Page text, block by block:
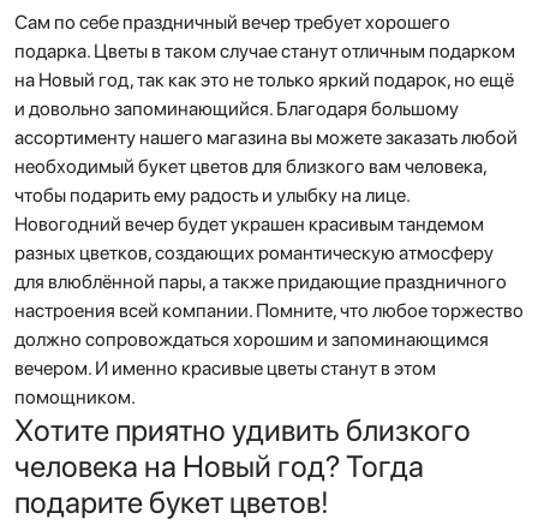
Сам по себе праздничный вечер требует хорошего
подарка. Цветы в таком случае станут отличным подарком
на Новый год, так как это не только яркий подарок, но ещё
и довольно запоминающийся. Благодаря большому
ассортименту нашего магазина вы можете заказать любой
необходимый букет цветов для близкого вам человека,
чтобы подарить ему радость и улыбку на лице.
Новогодний вечер будет украшен красивым тандемом
разных цветков, создающих романтическую атмосферу
для влюблённой пары, а также придающие праздничного
настроения всей компании. Помните, что любое торжество
должно сопровождаться хорошим и запоминающимся
вечером. И именно красивые цветы станут в этом
помощником.
Хотите приятно удивить близкого
человека на Новый год? Тогда
подарите букет цветов!